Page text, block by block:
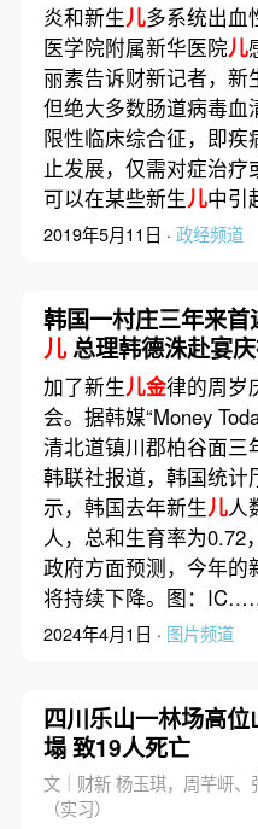
炎和新生儿多系统出血
医学院附属新华医院儿
丽素告诉财新记者，新
但绝大多数肠道病毒血
限性临床综合征，即疾
止发展，仅需对症治疗
可以在某些新生儿中
2019年5月11日 · 政经频道
韩国一村庄三年来首
儿总理韩德洙赴宴
加了新生儿金律的周岁
会。据韩媒“Money
清北道镇川郡柏谷面三
韩联社报道，韩国统计
示，韩国去年新生儿人
人，总和生育率为0.72
政府方面预测，今年的
将持续下降。图：
2024年4月1日 · 图片频道
四川乐山一林场高位
塌 致19人死亡
文｜财新 杨玉琪，周芊岍、
（实习）